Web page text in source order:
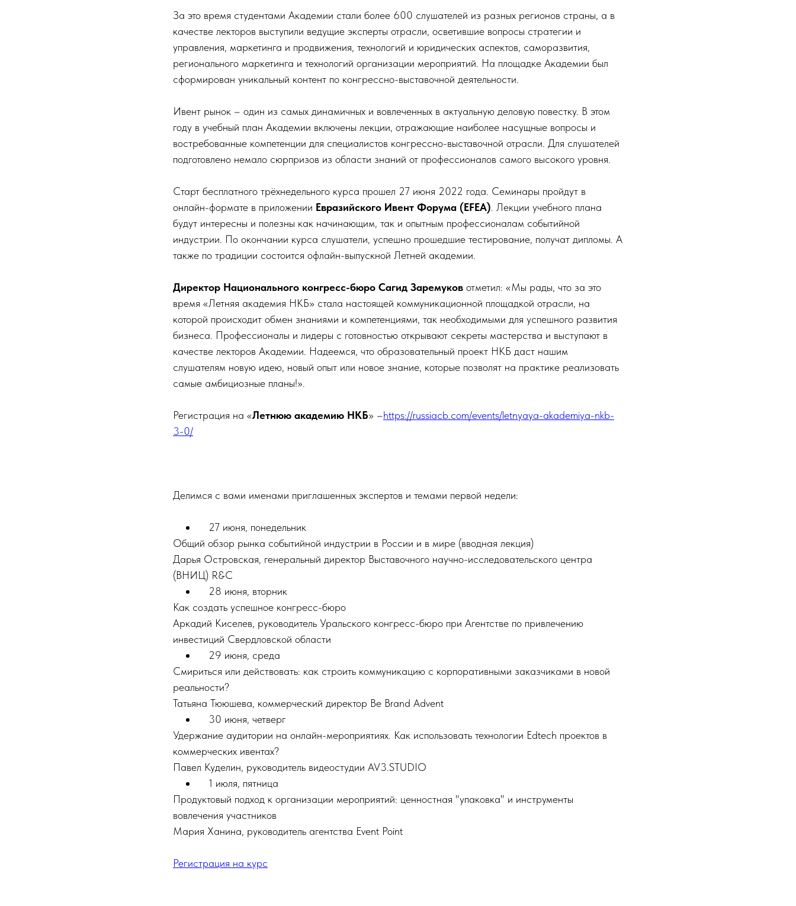
За это время студентами Академии стали более 600 слушателей из разных регионов страны, а в
качестве лекторов выступили ведущие эксперты отрасли, осветившие вопросы стратегии и
управления, маркетинга и продвижения, технологий и юридических аспектов, саморазвития,
регионального маркетинга и технологий организации мероприятий. На площадке Академии был
сформирован уникальный контент по конгрессно-выставочной деятельности.
Ивент рынок – один из самых динамичных и вовлеченных в актуальную деловую повестку. В этом
году в учебный план Академии включены лекции, отражающие наиболее насущные вопросы и
востребованные компетенции для специалистов конгрессно-выставочной отрасли. Для слушателей
подготовлено немало сюрпризов из области знаний от профессионалов самого высокого уровня.
Старт бесплатного трёхнедельного курса прошел 27 июня 2022 года. Семинары пройдут в
онлайн-формате в приложении Евразийского Ивент Форума (EFEA) . Лекции учебного плана
будут интересны и полезны как начинающим, так и опытным профессионалам событийной
индустрии. По окончании курса слушатели, успешно прошедшие тестирование, получат дипломы. А
также по традиции состоится офлайн-выпускной Летней академии.
Директор Национального конгресс-бюро Сагид Заремуков отметил: «Мы рады, что за это
время «Летняя академия НКБ» стала настоящей коммуникационной площадкой отрасли, на
которой происходит обмен знаниями и компетенциями, так необходимыми для успешного развития
бизнеса. Профессионалы и лидеры с готовностью открывают секреты мастерства и выступают в
качестве лекторов Академии. Надеемся, что образовательный проект НКБ даст нашим
слушателям новую идею, новый опыт или новое знание, которые позволят на практике реализовать
самые амбициозные планы!».
Регистрация на «Летнюю академию НКБ» –https://russiacb.com/events/letnyaya-akademiya-nkb-
3-0/
Делимся с вами именами приглашенных экспертов и темами первой недели:
27 июня, понедельник
Общий обзор рынка событийной индустрии в России и в мире (вводная лекция)
Дарья Островская, генеральный директор Выставочного научно-исследовательского центра
(ВНИЦ) R&C
28 июня, вторник
Как создать успешное конгресс-бюро
Аркадий Киселев, руководитель Уральского конгресс-бюро при Агентстве по привлечению
инвестиций Свердловской области
29 июня, среда
Смириться или действовать: как строить коммуникацию с корпоративными заказчиками в новой
реальности?
Татьяна Тююшева, коммерческий директор Be Brand Advent
30 июня, четверг
Удержание аудитории на онлайн-мероприятиях. Как использовать технологии Edtech проектов в
коммерческих ивентах?
Павел Куделин, руководитель видеостудии AV3.STUDIO
1 июля, пятница
Продуктовый подход к организации мероприятий: ценностная "упаковка" и инструменты
вовлечения участников
Мария Ханина, руководитель агентства Event Point
Регистрация на курс